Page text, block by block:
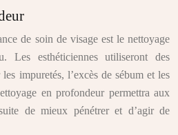
de soin de visage est le nettoyage
Les esthéticiennes utiliseront des
impuretés, l’excès de sébum et les
en profondeur permettra aux
de mieux pénétrer et d’agir de